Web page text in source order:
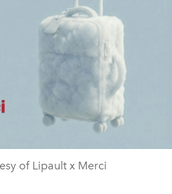
of Lipault x Merci